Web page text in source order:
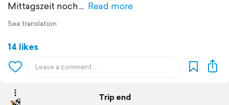
Mittagszeit noch
Read more
See translation
14 likes
Trip end